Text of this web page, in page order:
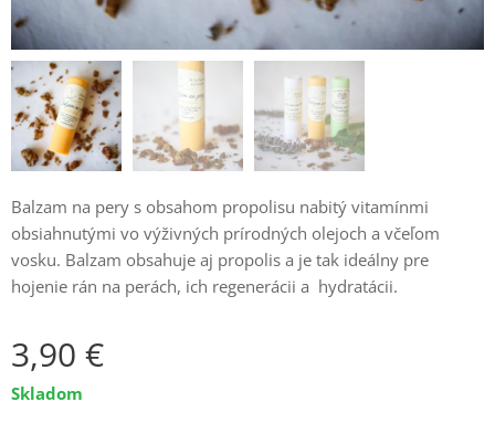
Balzam na pery s obsahom propolisu nabitý vitamínmi
obsiahnutými vo výživných prírodných olejoch a včeľom
vosku. Balzam obsahuje aj propolis a je tak ideálny pre
hojenie rán na perách, ich regenerácii a hydratácii.
3,90 €
Skladom